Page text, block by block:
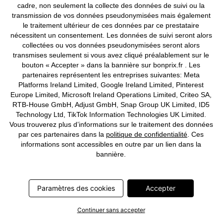
BONS PLANS
Robe courte en maille
CHF 29,95CHF 53,95 -44%
Robe longue et douce
CHF 56,95
cadre, non seulement la collecte des données de suivi ou la
transmission de vos données pseudonymisées mais également
le traitement ultérieur de ces données par ce prestataire
nécessitent un consentement. Les données de suivi seront alors
collectées ou vos données pseudonymisées seront alors
transmises seulement si vous avez cliqué préalablement sur le
bouton « Accepter » dans la bannière sur bonprix.fr . Les
partenaires représentent les entreprises suivantes: Meta
Platforms Ireland Limited, Google Ireland Limited, Pinterest
Europe Limited, Microsoft Ireland Operations Limited, Criteo SA,
RTB-House GmbH, Adjust GmbH, Snap Group UK Limited, ID5
Technology Ltd, TikTok Information Technologies UK Limited.
Vous trouverez plus d’informations sur le traitement des données
par ces partenaires dans la politique de confidentialité . Ces
informations sont accessibles en outre par un lien dans la
bannière.
Paramètres des cookies Accepter
Continuer sans accepter